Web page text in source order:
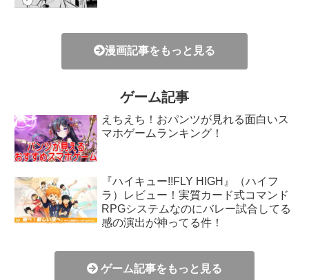
漫画記事をもっと見る
ゲーム記事
えちえち！おパンツが見れる面白いス
マホゲームランキング！
『ハイキュー!!FLY HIGH』（ハイフ
ラ）レビュー！実質カード式コマンド
RPGシステムなのにバレー試合してる
感の演出が神ってる件！
ゲーム記事をもっと見る